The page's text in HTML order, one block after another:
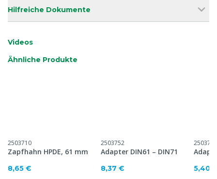
Hilfreiche Dokumente
Videos
Ähnliche Produkte
2503710
Zapfhahn HPDE, 61 mm
8,65 €
2503752
Adapter DIN61 – DIN71
8,37 €
2503755
5,40